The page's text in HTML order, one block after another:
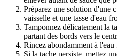
Préparez une solution d'une
vaisselle et une tasse d'eau
Tamponnez délicatement la
partant des bords vers le
Rincez abondamment à l'eau
Si la tache persiste, mettez